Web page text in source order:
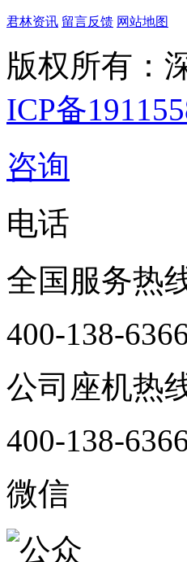
君林资讯 留言反馈 网站地图
版权所有：
ICP备
咨询
电话
全国服务热
400-138-
公司座机热
400-138-
微信